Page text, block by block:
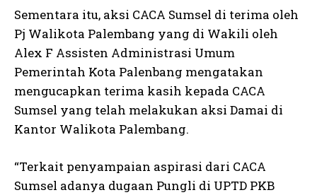
Sementara itu, aksi CACA Sumsel di terima oleh
Pj Walikota Palembang yang di Wakili oleh
Alex F Assisten Administrasi Umum
Pemerintah Kota Palenbang mengatakan
mengucapkan terima kasih kepada CACA
Sumsel yang telah melakukan aksi Damai di
Kantor Walikota Palembang.
“Terkait penyampaian aspirasi dari CACA
Sumsel adanya dugaan Pungli di UPTD PKB